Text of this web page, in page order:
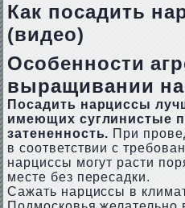
Как посадить
(видео)
Особенности
выращивании
Посадить нарциссы
имеющих суглинистые
затененность. При
в соответствии с
нарциссы могут расти
месте без пересадки.
Сажать нарциссы в